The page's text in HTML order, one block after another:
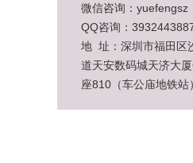
微信咨询：yuefengsz
QQ咨询：
地 址：深圳市福田区
道天安数码城天济大
座810（车公庙地铁站）